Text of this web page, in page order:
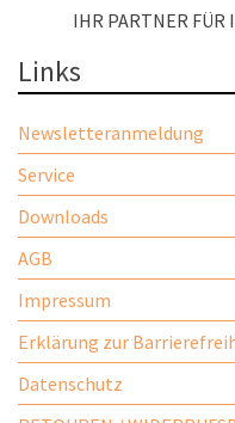
IHR PARTNER FÜR
Links
Newsletteranmeldung
Service
Downloads
AGB
Impressum
Erklärung zur
Datenschutz